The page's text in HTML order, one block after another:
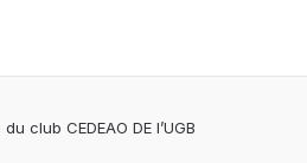
club CEDEAO DE l’UGB